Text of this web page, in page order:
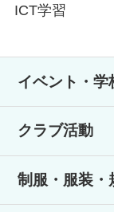
ICT学習
イベント・学
外部から講師を招
またレクリエーシ
ン、クリスマスパ
クラブ活動
リエーション、ゲ
制服・服装・